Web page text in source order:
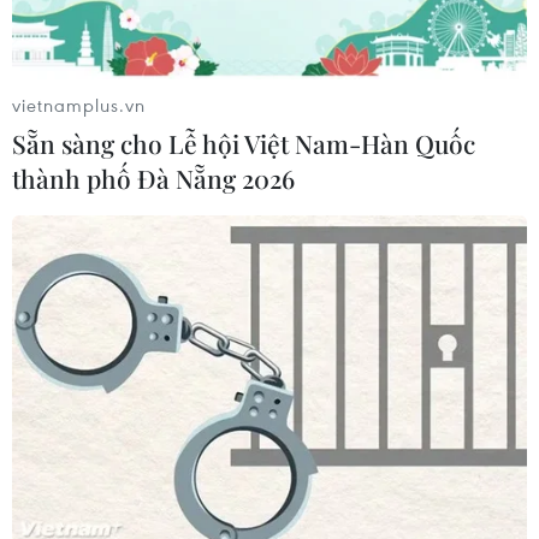
Tổng Biên tập: TRẦN TIẾN DUẨN
Phó Tổng Biên tập: NGUYỄN THỊ TÁM, KHÚC THANH
THỦY
Quy định sử dụng
Hỗ trợ
TTXVN
vietnamplus.vn
Sẵn sàng cho Lễ hội Việt Nam-Hàn Quốc
thành phố Đà Nẵng 2026